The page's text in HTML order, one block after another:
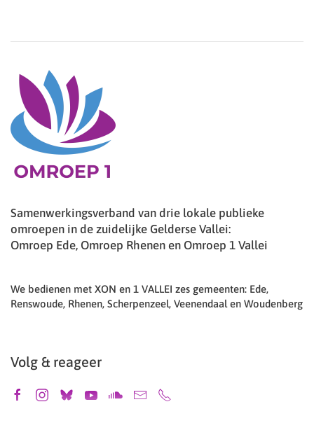
Samenwerkingsverband van drie lokale publieke
omroepen in de zuidelijke Gelderse Vallei:
Omroep Ede, Omroep Rhenen en Omroep 1 Vallei
We bedienen met XON en 1 VALLEI zes gemeenten: Ede,
Renswoude, Rhenen, Scherpenzeel, Veenendaal en Woudenberg
Volg & reageer